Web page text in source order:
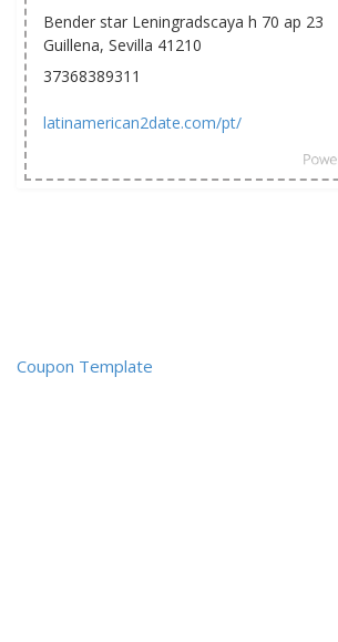
Bender star Leningradscaya h 70 ap 23
Guillena, Sevilla 41210
37368389311
latinamerican2date.com/pt/
Coupon Template